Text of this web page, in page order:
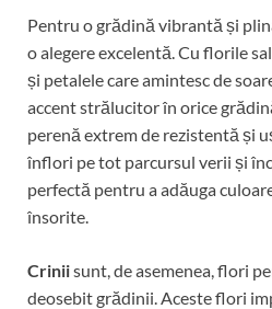
Pentru o grădină vibrantă și
o alegere excelentă. Cu florile
și petalele care amintesc de
accent strălucitor în orice
perenă extrem de rezistentă și
înflori pe tot parcursul verii și
perfectă pentru a adăuga
însorite.
Criniisunt, de asemenea, flori
deosebit grădinii. Aceste flori